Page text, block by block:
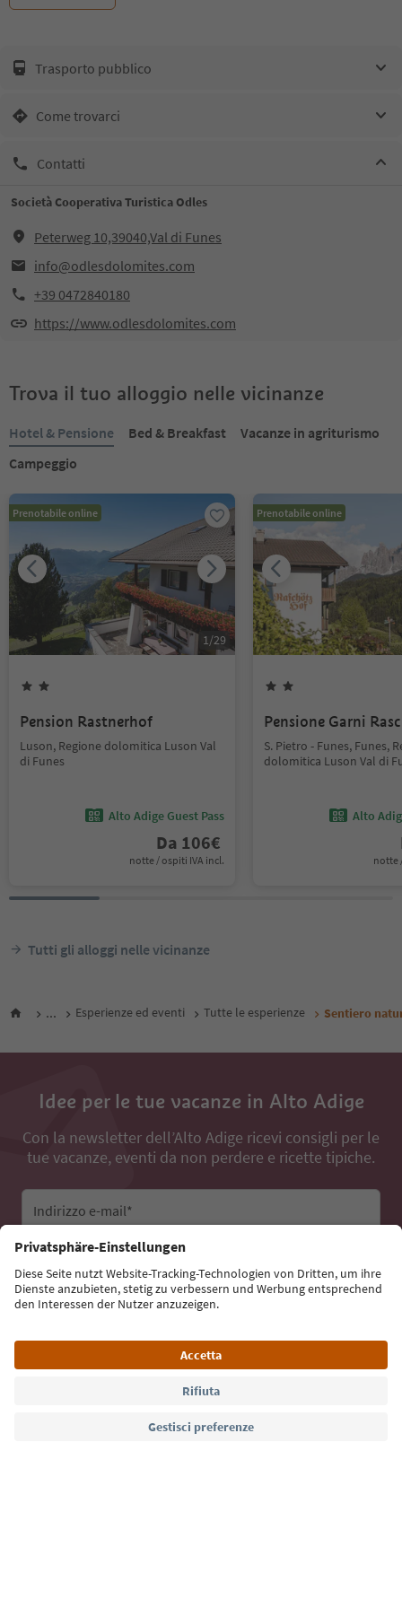
Trasporto pubblico
Come trovarci
Contatti
Società Cooperativa Turistica Odles
Peterweg 10,39040,Val di Funes
info@odlesdolomites.com
+39 0472840180
https://www.odlesdolomites.com
Trova il tuo alloggio nelle vicinanze
Hotel & Pensione Bed & Breakfast
Vacanze in agriturismo
Campeggio
Prenotabile online
1/29
Pension Rastnerhof
Luson, Regione dolomitica Luson Val
di Funes
Alto Adige Guest Pass
Da 106€
notte / ospiti IVA incl.
Prenotabile online
Pensione Garni
S. Pietro - Funes, Funes,
dolomitica Luson Val di
Alto
notte
Tutti gli alloggi nelle vicinanze
... Esperienze ed eventi Tutte le esperienze Sentiero
Idee per le tue vacanze in Alto Adige
Con la newsletter dell’Alto Adige ricevi consigli per le
tue vacanze, eventi da non perdere e ricette tipiche.
Indirizzo e-mail*
Iscriviti alla newsletter